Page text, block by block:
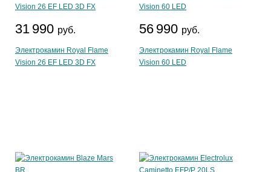
31 990 руб.
Электрокамин Royal Flame
Vision 26 EF LED 3D FX
56 990 руб.
Электрокамин Royal Flame
Vision 60 LED